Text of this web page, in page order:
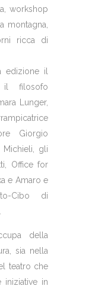
workshop
montagna,
ricca di
edizione il
il filosofo
Lunger,
Giorgio
Michieli, gli
Office for
e Amaro e
Cibo di
della
sia nella
teatro che
iniziative in